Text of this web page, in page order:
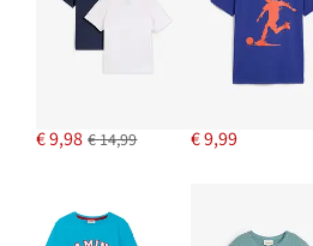
€ 9,98 € 14,99 € 9,99